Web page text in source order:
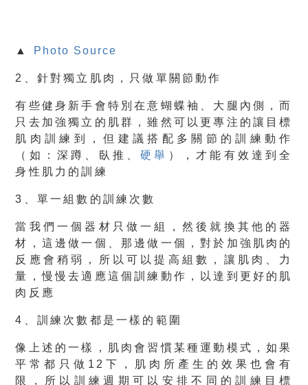
▲ Photo Source
2、針對獨立肌肉，只做單關節動作
有些健身新手會特別在意蝴蝶袖、大腿內側，而
只去加強獨立的肌群，雖然可以更專注的讓目標
肌肉訓練到，但建議搭配多關節的訓練動作
（如：深蹲、臥推、硬舉 ），才能有效達到全
身性肌力的訓練
3、單一組數的訓練次數
當我們一個器材只做一組，然後就換其他的器
材，這邊做一個、那邊做一個，對於加強肌肉的
反應會稍弱，所以可以提高組數，讓肌肉、力
量，慢慢去適應這個訓練動作，以達到更好的肌
肉反應
4、訓練次數都是一樣的範圍
像上述的一樣，肌肉會習慣某種運動模式，如果
平常都只做12下，肌肉所產生的效果也會有
限，所以訓練週期可以安排不同的訓練目標